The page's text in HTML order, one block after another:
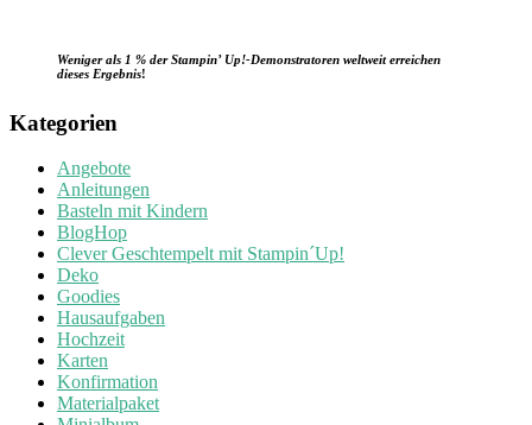
Weniger als 1 % der Stampin’ Up!-Demonstratoren weltweit erreichen
dieses Ergebnis!
Kategorien
Angebote
Anleitungen
Basteln mit Kindern
BlogHop
Clever Geschtempelt mit Stampin´Up!
Deko
Goodies
Hausaufgaben
Hochzeit
Karten
Konfirmation
Materialpaket